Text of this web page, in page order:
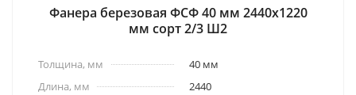
Фанера березовая ФСФ 40 мм 2440x1220
мм сорт 2/3 Ш2
Толщина, мм
40 мм
Длина, мм
2440